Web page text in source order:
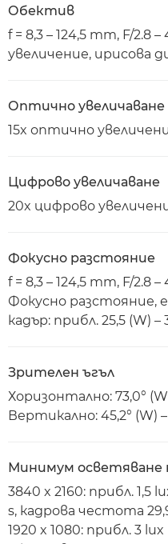
Обектив
f = 8,3 – 124,5 mm, F/2.8
увеличение, ирисова
Оптично увеличаване
15x оптично
Цифрово увеличаване
20x цифрово
Фокусно разстояние
f = 8,3 – 124,5 mm, F/2.8 –
Фокусно разстояние,
кадър: прибл. 25,5 (W) –
Зрителен ъгъл
Хоризонтално: 73,0° (W)
Вертикално: 45,2° (W) –
Минимум осветяване
3840 x 2160: прибл. 1,5
s, кадрова честота
1920 x 1080: прибл. 3